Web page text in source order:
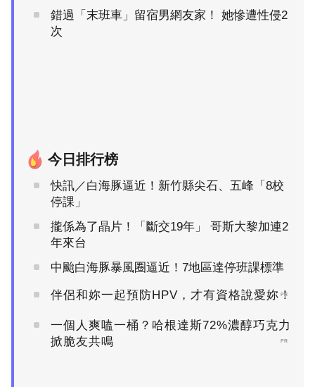
錯過「末班車」留宿男網友家！ 她慘遭性侵2
次
今日排行榜
快訊／白海豚逼近！新竹縣尖石、五峰「8校
停課」
攏係為了晶片！「斷交19年」 哥斯大黎加連2
年來台
中颱白海豚暴風圈逼近！7地區達停班課標準
伴侶和妳一起預防HPV，才有資格說愛妳！
PR
一個人爽嗑一桶？哈根達斯72%濃醇巧克力
掀脆友共鳴
PR